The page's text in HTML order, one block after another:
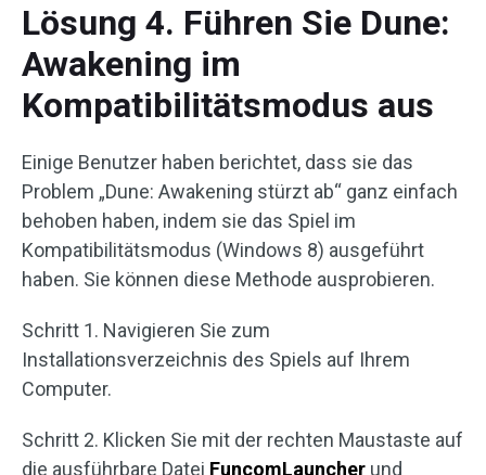
Lösung 4. Führen Sie Dune:
Awakening im
Kompatibilitätsmodus aus
Einige Benutzer haben berichtet, dass sie das
Problem „Dune: Awakening stürzt ab“ ganz einfach
behoben haben, indem sie das Spiel im
Kompatibilitätsmodus (Windows 8) ausgeführt
haben. Sie können diese Methode ausprobieren.
Schritt 1. Navigieren Sie zum
Installationsverzeichnis des Spiels auf Ihrem
Computer.
Schritt 2. Klicken Sie mit der rechten Maustaste auf
die ausführbare Datei FuncomLauncher und